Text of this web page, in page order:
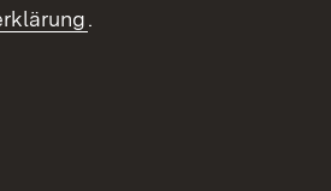
.